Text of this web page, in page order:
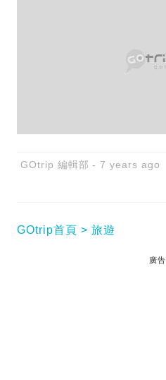
GOtrip 編輯部 7 years ago
GOtrip首頁 旅遊
廣告